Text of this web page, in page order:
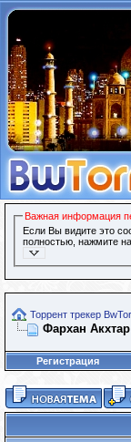
Важная информация
Если Вы видите это
полностью, нажмите
Торрент трекер
Фархан
Регистрация